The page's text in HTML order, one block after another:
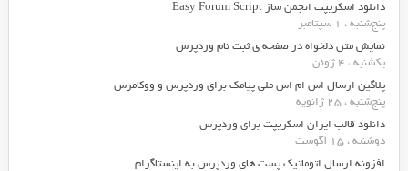
دانلود اسکریپت انجمن ساز Easy Forum Script
پنج‌شنبه ، 1 سپتامبر
نمایش متن دلخواه در صفحه ی ثبت نام وردپرس
یکشنبه ، 4 ژوئن
پلاگین ارسال اس ام اس ملی پیامک برای وردپرس و ووکامرس
پنج‌شنبه ، 25 ژانویه
دانلود قالب ایران اسکریپت برای وردپرس
دوشنبه ، 15 آگوست
افزونه ارسال اتوماتیک پست های وردپرس به اینستاگرام